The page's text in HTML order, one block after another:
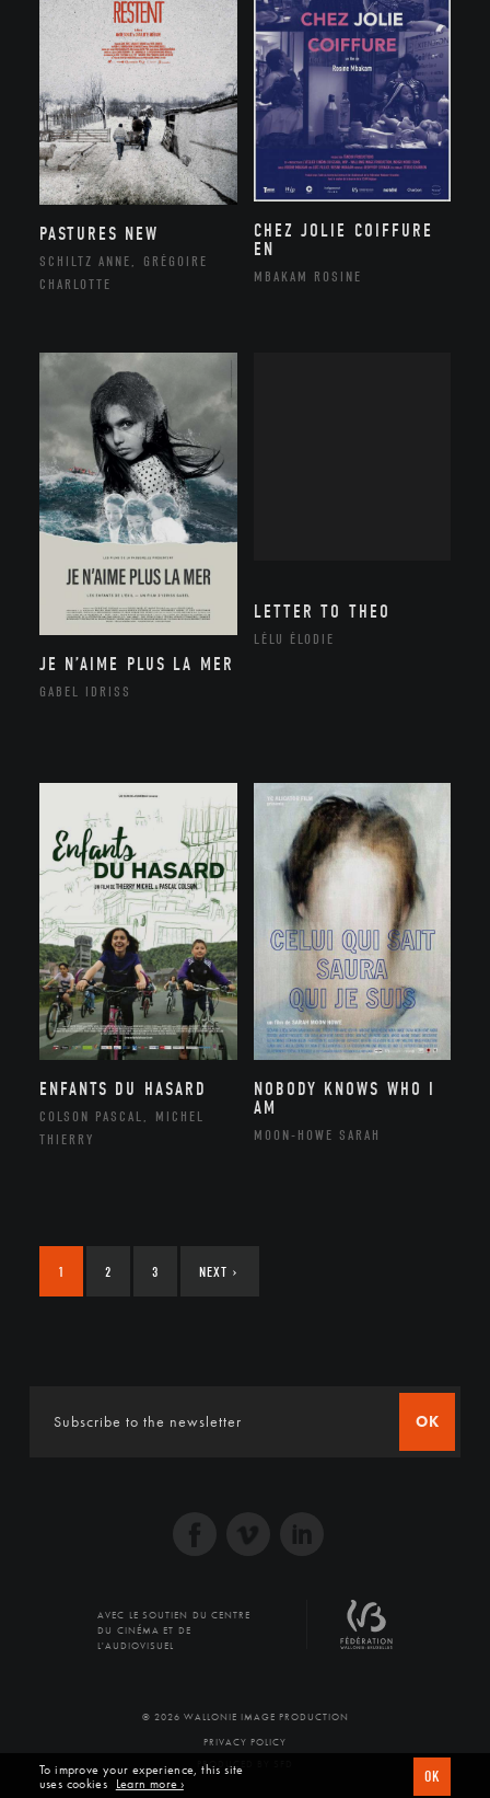
PASTURES NEW
SCHILTZ ANNE, GRÉGOIRE
CHARLOTTE
CHEZ JOLIE COIFFURE
EN
MBAKAM ROSINE
JE N’AIME PLUS LA MER
GABEL IDRISS
LETTER TO THEO
LÉLU ÉLODIE
ENFANTS DU HASARD
COLSON PASCAL, MICHEL
THIERRY
NOBODY KNOWS WHO I
AM
MOON-HOWE SARAH
1 2 3 NEXT ›
OK
AVEC LE SOUTIEN DU CENTRE
DU CINÉMA ET DE
L'AUDIOVISUEL
© 2026 WALLONIE IMAGE PRODUCTION
PRIVACY POLICY
PRODUCED BY SFD
To improve your experience, this site
uses cookies Learn more › OK